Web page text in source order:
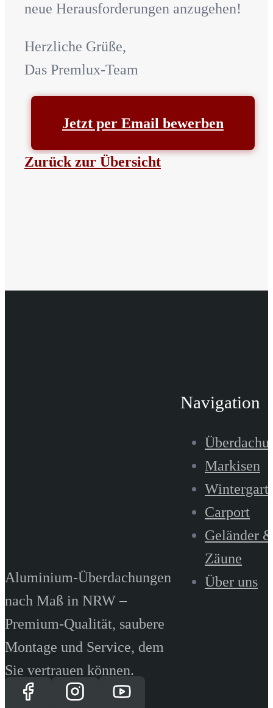
neue Herausforderungen anzugehen!
Herzliche Grüße,
Das Premlux-Team
Jetzt per Email bewerben
Zurück zur Übersicht
Aluminium-Überdachungen
nach Maß in NRW –
Premium-Qualität, saubere
Montage und Service, dem
Sie vertrauen können.
Navigation
Markisen
Carport
Geländer
Zäune
Über uns